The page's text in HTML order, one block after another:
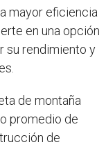
mayor eficiencia
en una opción
su rendimiento y
de montaña
promedio de
de